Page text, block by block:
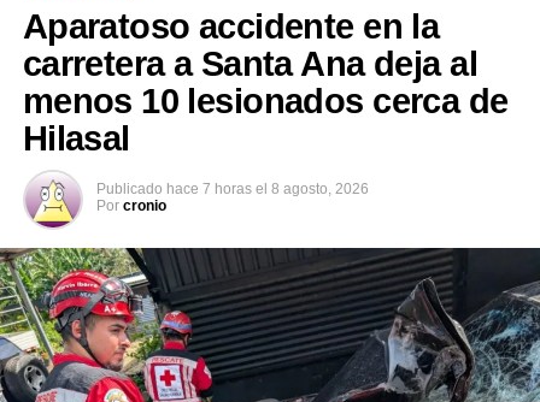
Aparatoso accidente en la
carretera a Santa Ana deja al
menos 10 lesionados cerca de
Hilasal
Publicado hace 7 horas el 8 agosto, 2026
Por cronio